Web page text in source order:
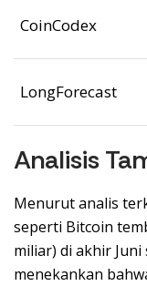
CoinCodex
LongForecast
Analisis
Menurut analis
seperti Bitcoin
miliar) di akhir
menekankan